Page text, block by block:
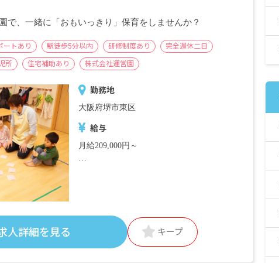
で、一緒に「おもいっきり」保育をしませんか？
ートあり 駅徒歩5分以内 研修制度あり 完全週休二日
所 住宅補助あり 株式会社運営園
勤務地
大阪府堺市東区
給与
月給209,000円～
■時間外手当
■昇給（年1回）
人詳細を見る キープ